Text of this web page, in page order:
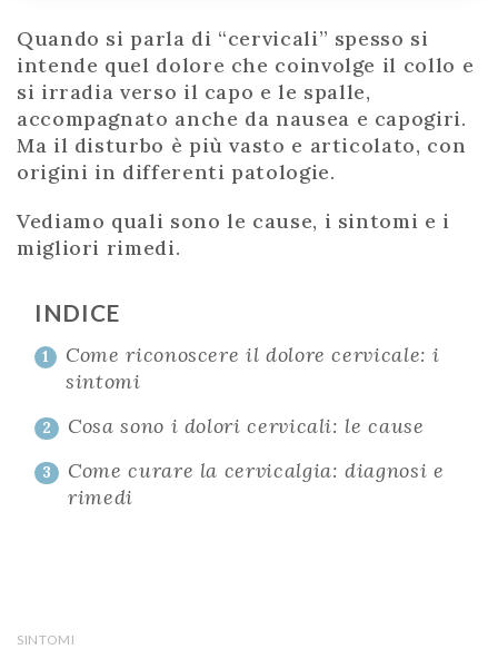
Quando si parla di “cervicali” spesso si
intende quel dolore che coinvolge il collo e
si irradia verso il capo e le spalle,
accompagnato anche da nausea e capogiri.
Ma il disturbo è più vasto e articolato, con
origini in differenti patologie.
Vediamo quali sono le cause, i sintomi e i
migliori rimedi.
INDICE
1
Come riconoscere il dolore cervicale: i
sintomi
2 Cosa sono i dolori cervicali: le cause
3
Come curare la cervicalgia: diagnosi e
rimedi
SINTOMI